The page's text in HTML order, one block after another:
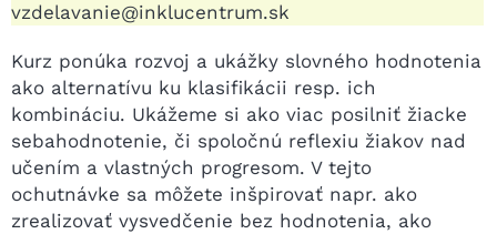
vzdelavanie@inklucentrum.sk
Kurz ponúka rozvoj a ukážky slovného hodnotenia
ako alternatívu ku klasifikácii resp. ich
kombináciu. Ukážeme si ako viac posilniť žiacke
sebahodnotenie, či spoločnú reflexiu žiakov nad
učením a vlastných progresom. V tejto
ochutnávke sa môžete inšpirovať napr. ako
zrealizovať vysvedčenie bez hodnotenia, ako